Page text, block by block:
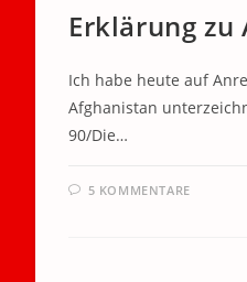
Erklärung zu
Ich habe heute auf
Afghanistan
90/Die…
5 KOMMENTARE